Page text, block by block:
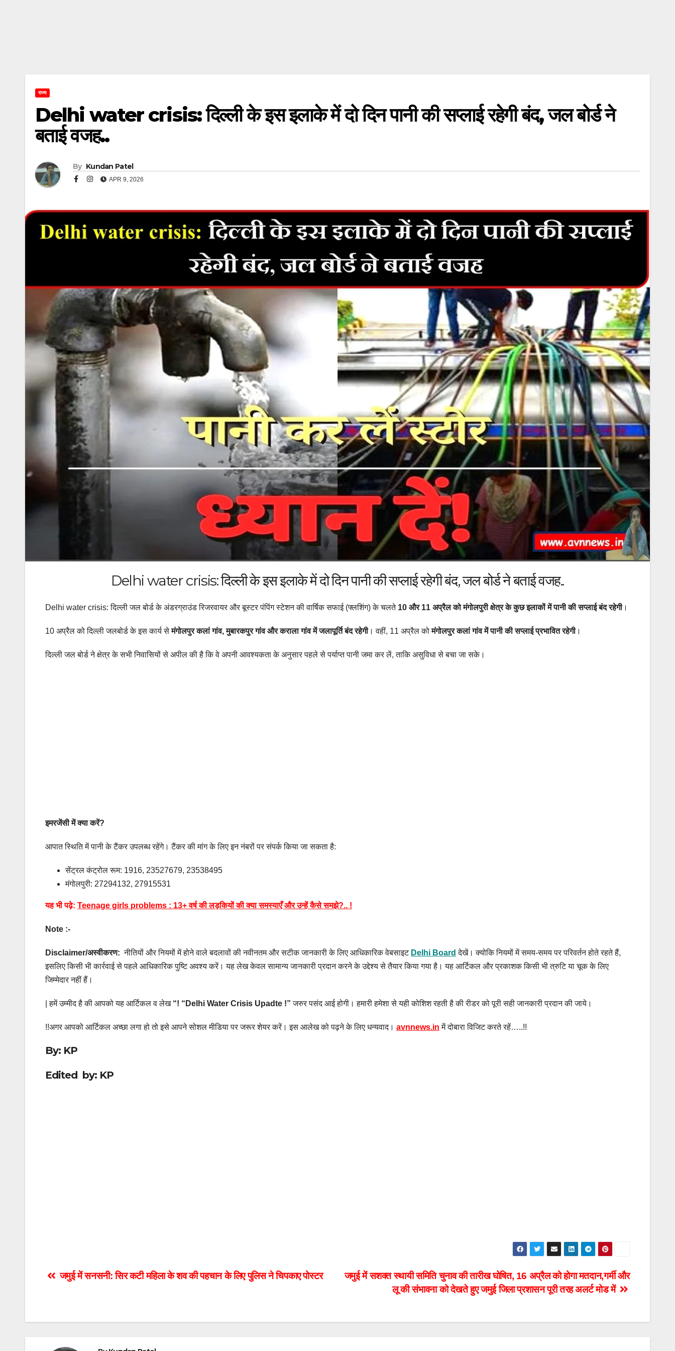
राज्य
Delhi water crisis: दिल्ली के इस इलाके में दो दिन पानी की सप्लाई रहेगी बंद, जल बोर्ड ने
बताई वजह..
By Kundan Patel
APR 9, 2026
Delhi water crisis: दिल्ली के इस इलाके में दो दिन पानी की सप्लाई रहेगी बंद, जल बोर्ड ने बताई वजह..
Delhi water crisis: दिल्ली जल बोर्ड के अंडरग्राउंड रिजरवायर और बूस्टर पंपिंग स्टेशन की वार्षिक सफाई (फ्लशिंग) के चलते 10 और 11 अप्रैल को मंगोलपुरी क्षेत्र के कुछ इलाकों में पानी की सप्लाई बंद रहेगी।
10 अप्रैल को दिल्ली जलबोर्ड के इस कार्य सेमंगोलपुर कलां गांव, मुबारकपुर गांव और कराला गांव में जलापूर्ति बंद रहेगी। वहीं, 11 अप्रैल कोमंगोलपुर कलां गांव में पानी की सप्लाई प्रभावित रहेगी।
दिल्ली जल बोर्ड ने क्षेत्र के सभी निवासियों से अपील की है कि वे अपनी आवश्यकता के अनुसार पहले से पर्याप्त पानी जमा कर लें, ताकि असुविधा से बचा जा सके।
इमरजेंसी में क्या करें?
आपात स्थिति में पानी के टैंकर उपलब्ध रहेंगे। टैंकर की मांग के लिए इन नंबरों पर संपर्क किया जा सकता है:
सेंट्रल कंट्रोल रूम: 1916, 23527679, 23538495
मंगोलपुरी: 27294132, 27915531
यह भी पढ़े: Teenage girls problems : 13+ वर्ष की लड़कियों की क्या समस्याएँ और उन्हें कैसे समझे?.. !
Note :-
Disclaimer/अस्वीकरण: नीतियों और नियमों में होने वाले बदलावों की नवीनतम और सटीक जानकारी के लिए आधिकारिक वेबसाइट Delhi Board देखें। क्योकि नियमों में समय-समय पर परिवर्तन होते रहते हैं,
इसलिए किसी भी कार्रवाई से पहले आधिकारिक पुष्टि अवश्य करें। यह लेख केवल सामान्य जानकारी प्रदान करने के उद्देश्य से तैयार किया गया है। यह आर्टिकल और प्रकाशक किसी भी त्रुटि या चूक के लिए
जिम्मेदार नहीं हैं।
| हमें उम्मीद है की आपको यह आर्टिकल व लेख “! “Delhi Water Crisis Upadte !” जरुर पसंद आई होगी। हमारी हमेशा से यही कोशिश रहती है की रीडर को पूरी सही जानकारी प्रदान की जाये।
!!अगर आपको आर्टिकल अच्छा लगा हो तो इसे आपने सोशल मीडिया पर जरूर शेयर करें। इस आलेख को पढ़ने के लिए धन्यवाद। avnnews.in में दोबारा विजिट करते रहें…..!!
By: KP
Edited by: KP
Post
जमुई में सशक्त स्थायी समिति चुनाव की तारीख घोषित, 16 अप्रैल को होगा मतदान,गर्मी और
लू की संभावना को देखते हुए जमुई जिला प्रशासन पूरी तरह अलर्ट मोड में
जमुई में सनसनी: सिर कटी महिला के शव की पहचान के लिए पुलिस ने चिपकाए पोस्टर